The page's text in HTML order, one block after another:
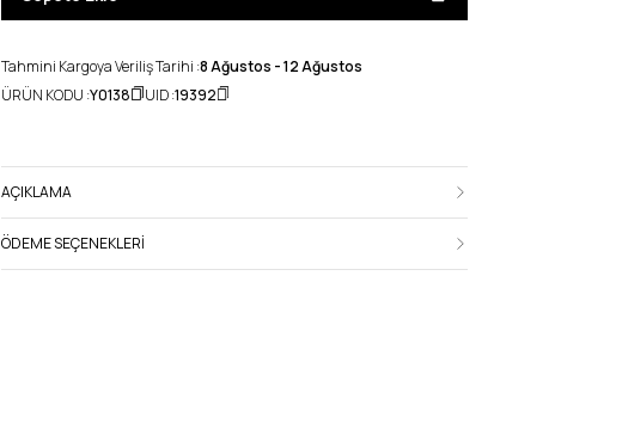
Tahmini Kargoya Veriliş Tarihi :8 Ağustos - 12 Ağustos
ÜRÜN KODU :Y0138 UID :19392
AÇIKLAMA
ÖDEME SEÇENEKLERI